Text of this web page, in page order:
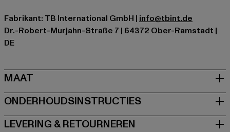
Fabrikant: TB International GmbH | info@tbint.de
Dr.-Robert-Murjahn-Straße 7 | 64372 Ober-Ramstadt |
DE
MAAT
ONDERHOUDSINSTRUCTIES
LEVERING & RETOURNEREN